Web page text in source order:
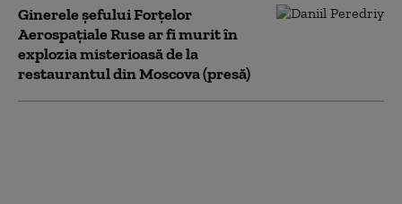
Ginerele șefului Forțelor
Aerospațiale Ruse ar fi murit în
explozia misterioasă de la
restaurantul din Moscova (presă)